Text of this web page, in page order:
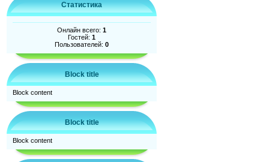
Статистика
Онлайн всего: 1
Гостей: 1
Пользователей: 0
Block title
Block content
Block title
Block content